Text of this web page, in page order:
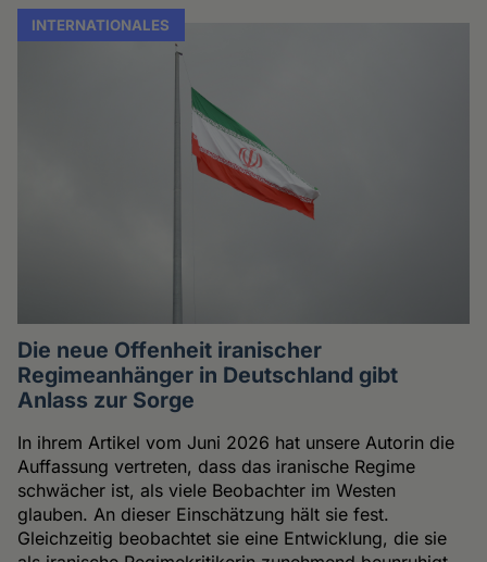
INTERNATIONALES
Die neue Offenheit iranischer
Regimeanhänger in Deutschland gibt
Anlass zur Sorge
In ihrem Artikel vom Juni 2026 hat unsere Autorin die
Auffassung vertreten, dass das iranische Regime
schwächer ist, als viele Beobachter im Westen
glauben. An dieser Einschätzung hält sie fest.
Gleichzeitig beobachtet sie eine Entwicklung, die sie